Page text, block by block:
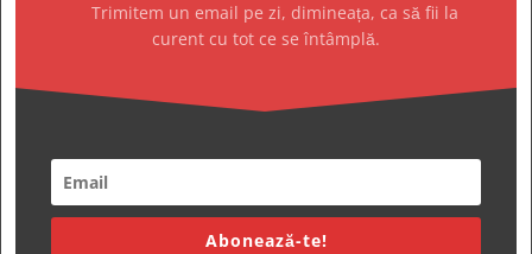
Trimitem un email pe zi, dimineața, ca să fii la
curent cu tot ce se întâmplă.
Abonează-te!